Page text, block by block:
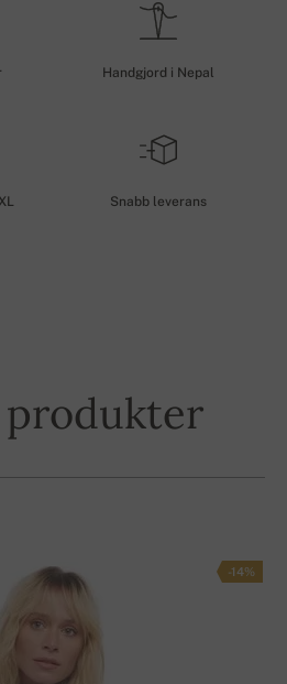
Handgjord i Nepal
Snabb leverans
-14%